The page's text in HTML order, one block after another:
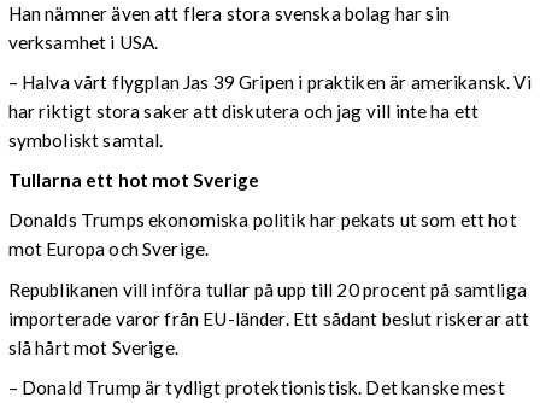
Han nämner även att flera stora svenska bolag har sin
verksamhet i USA.
– Halva vårt flygplan Jas 39 Gripen i praktiken är amerikansk. Vi
har riktigt stora saker att diskutera och jag vill inte ha ett
symboliskt samtal.
Tullarna ett hot mot Sverige
Donalds Trumps ekonomiska politik har pekats ut som ett hot
mot Europa och Sverige.
Republikanen vill införa tullar på upp till 20 procent på samtliga
importerade varor från EU-länder. Ett sådant beslut riskerar att
slå hårt mot Sverige.
– Donald Trump är tydligt protektionistisk. Det kanske mest